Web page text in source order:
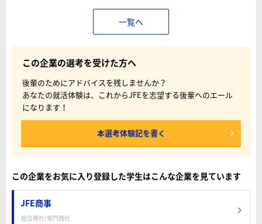
一覧へ
この企業の選考を受けた方へ
後輩のためにアドバイスを残しませんか？
あなたの就活体験は、これからJFEを志望する後輩へのエール
になります！
本選考体験記を書く
この企業をお気に入り登録した学生はこんな企業を見ています
JFE商事
総合商社/専門商社